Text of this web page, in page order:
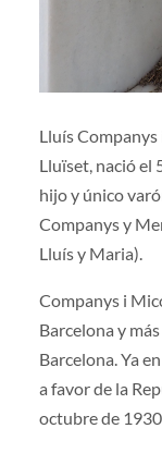
Lluís
Lluïset, nació el
hijo y único
Companys y
Lluís y Maria).
Companys i
Barcelona y
Barcelona. Ya
a favor de la
octubre de